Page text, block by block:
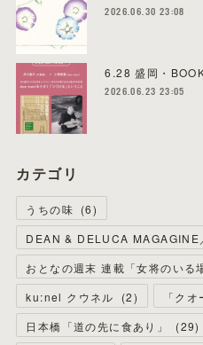
2026.06.30 23:08
6.28 盛岡・
2026.06.23 23:05
カテゴリ
うちの味 (6)
DEAN & DELUCA MAGAGINE
おとなの週末 連載「女将のいる
ku:nel クウネル
(2) 「ク
日本橋「道の先に食あり」
(29)